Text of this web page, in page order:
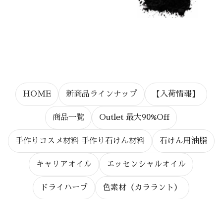
HOME 新商品ラインナップ 【入荷情報】
商品一覧 Outlet 最大90%Off
手作りコスメ材料 手作り石けん材料 石けん用油脂
キャリアオイル エッセンシャルオイル
ドライハーブ 色素材（カララント）